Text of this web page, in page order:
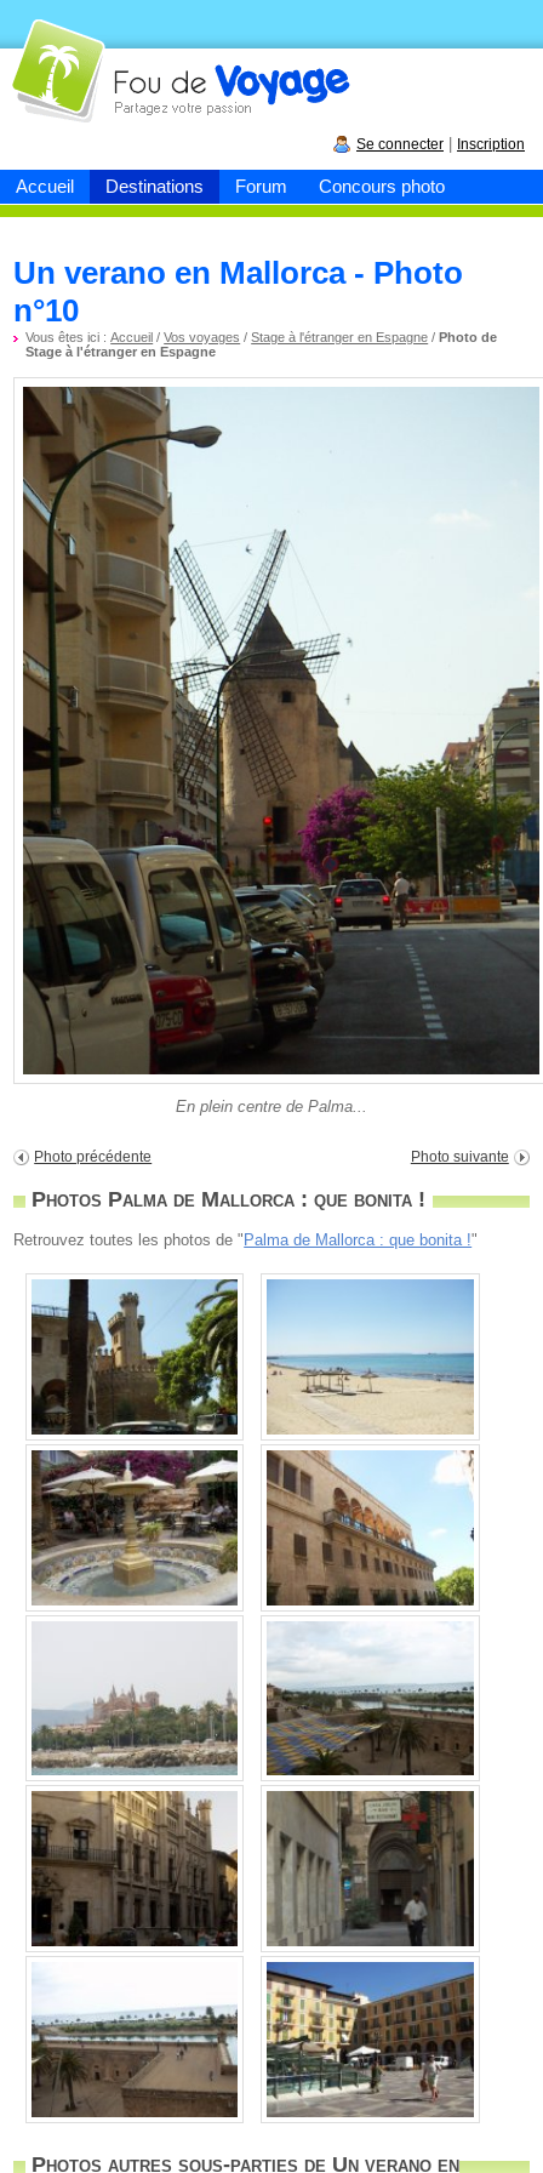
Accueil Destinations Forum Concours photo
Fou devoyage
Se connecter Inscription
Un verano en Mallorca - Photo
n°10
Vous êtes ici :Accueil /Vos voyages /Stage à l'étranger en Espagne /Photo de
Stage à l'étranger en Espagne
En plein centre de Palma...
Photo précédente Photo suivante
Photos Palma de Mallorca : que bonita !
Retrouvez toutes les photos de " Palma de Mallorca : que bonita !"
Photos autres sous-parties de Un verano en